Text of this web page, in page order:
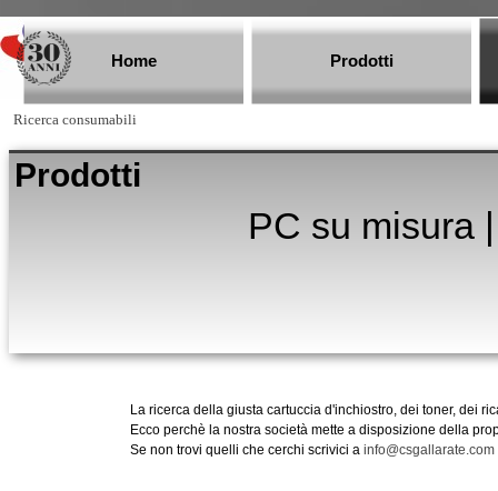
Home Prodotti
Ricerca consumabili
Prodotti
PC su misura
La ricerca della giusta cartuccia d'inchiostro, dei toner, dei
Ecco perchè la nostra società mette a disposizione della
Se non trovi quelli che cerchi scrivici ainfo@csgallarate.com